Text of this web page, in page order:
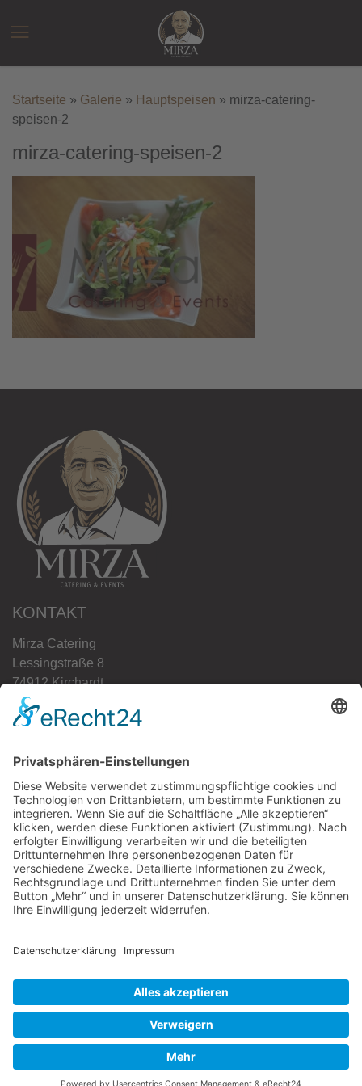
springen
☰
Startseite » Galerie » Hauptspeisen » mirza-catering-
speisen-2
mirza-catering-speisen-2
KONTAKT
Mirza Catering
Lessingstraße 8
74912 Kirchardt
Tel.:+49 (0) 1514 617 4615
SOZIALE NETZWERKE
Facebook
Instagram
RECHTLICHES
kontakt
impressum
Webdesign von CI Commerce GmbH